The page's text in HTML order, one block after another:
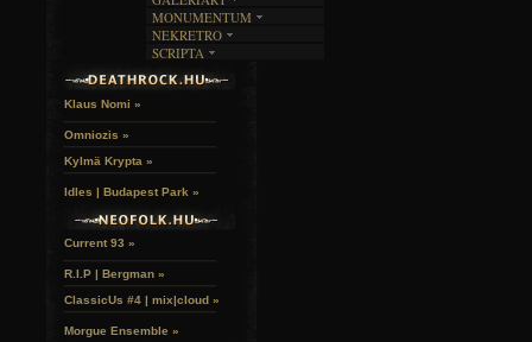
ARTGALERI
KÉPREGÉNYEK
LAKÁSKULTS
MONUMENTUM
TEMETŐK
TEMPLOMOK
VÁRAK
NEKRETRO
SZUBKULT
FEKETE LYUK
SCRIPTA
NOVELLÁK
Klaus Nomi »
Omniozis »
Kylmä Krypta »
Idles | Budapest Park »
Current 93 »
R.I.P | Bergman »
ClassicUs #4 | mix|cloud »
Morgue Ensemble »